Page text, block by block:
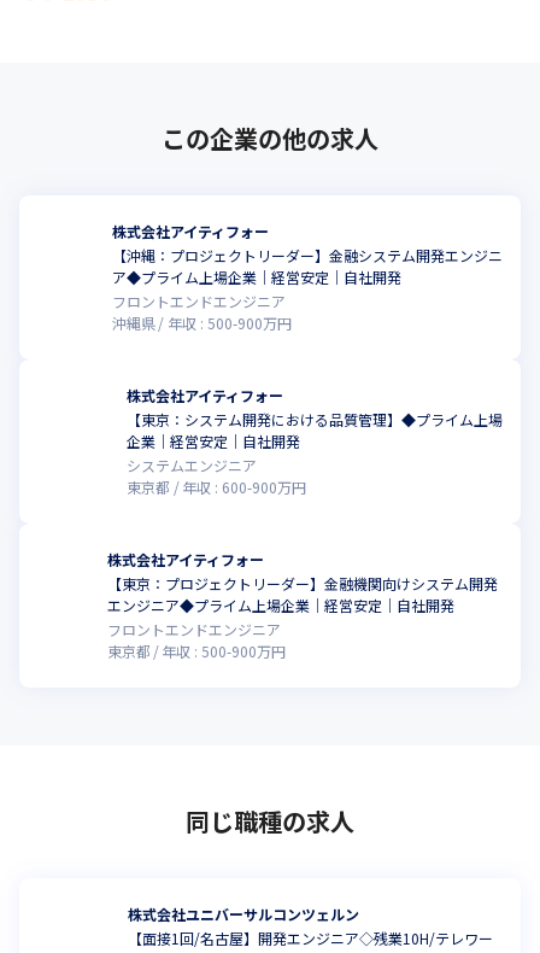
この企業の他の求人
株式会社アイティフォー
【沖縄：プロジェクトリーダー】金融システム開発エンジニ
ア◆プライム上場企業｜経営安定｜自社開発
フロントエンドエンジニア
沖縄県
年収 : 500-900万円
株式会社アイティフォー
【東京：システム開発における品質管理】◆プライム上場
企業｜経営安定｜自社開発
システムエンジニア
東京都
年収 : 600-900万円
株式会社アイティフォー
【東京：プロジェクトリーダー】金融機関向けシステム開発
エンジニア◆プライム上場企業｜経営安定｜自社開発
フロントエンドエンジニア
東京都
年収 :500-900万円
同じ職種の求人
株式会社ユニバーサルコンツェルン
【面接1回/名古屋】開発エンジニア◇残業10H/テレワー